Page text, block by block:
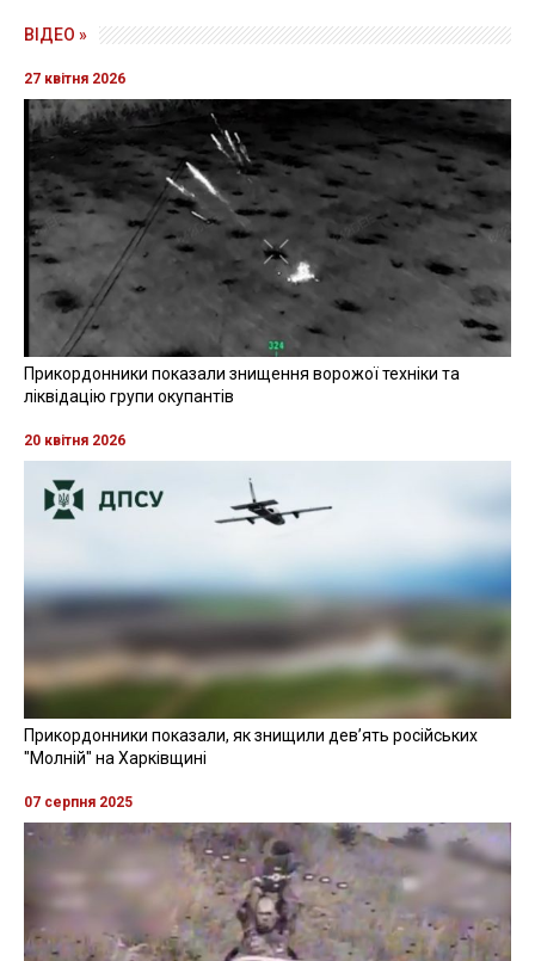
ВІДЕО »
27 квітня 2026
Прикордонники показали знищення ворожої техніки та
ліквідацію групи окупантів
20 квітня 2026
Прикордонники показали, як знищили девʼять російських
"Молній" на Харківщині
07 серпня 2025